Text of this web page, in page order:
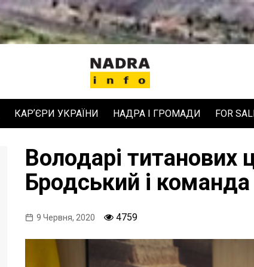
КАРʼЄРИ УКРАЇНИ НАДРА І ГРОМАДИ FOR
Володарі титанових
Бродський і команда
9 Червня, 2020 4759